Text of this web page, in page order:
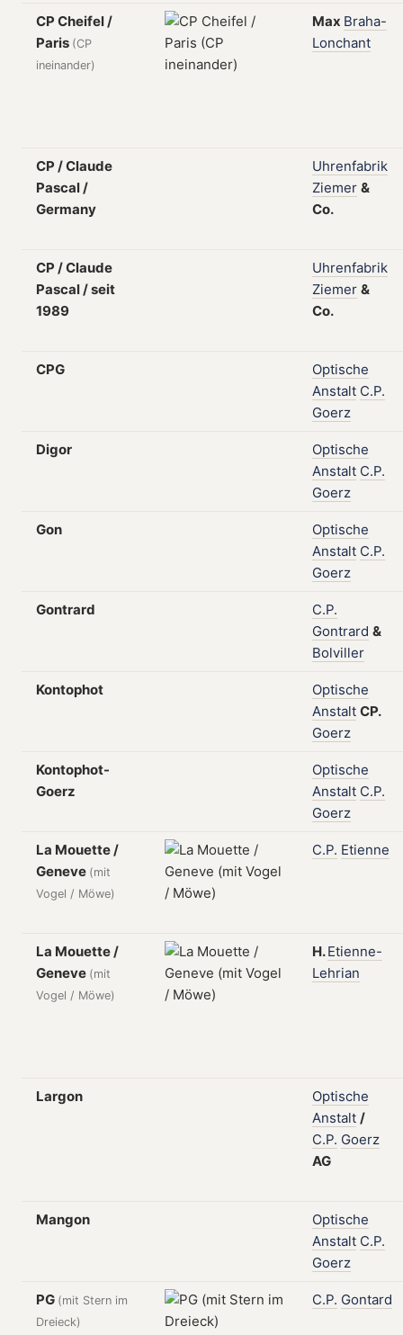
CP Cheifel /
Paris (CP
ineinander)
Max Braha-
Lonchant
CP / Claude
Pascal /
Germany
Uhrenfabrik
Ziemer &
Co.
CP / Claude
Pascal / seit
1989
Uhrenfabrik
Ziemer &
Co.
CPG
Optische
Anstalt C.P.
Goerz
Digor
Optische
Anstalt C.P.
Goerz
Gon
Optische
Anstalt C.P.
Goerz
Gontrard
C.P.
Gontrard &
Bolviller
Kontophot
Optische
Anstalt CP.
Goerz
Kontophot-
Goerz
Optische
Anstalt C.P.
Goerz
La Mouette /
Geneve (mit
Vogel / Möwe)
C.P. Etienne
La Mouette /
Geneve (mit
Vogel / Möwe)
H.Etienne-
Lehrian
Largon
Optische
Anstalt /
C.P. Goerz
AG
Mangon
Optische
Anstalt C.P.
Goerz
PG (mit Stern im
Dreieck)
C.P. Gontard